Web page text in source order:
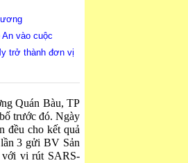
vào cuộc
trở thành đơn vị
Quán Bàu, TP
trước đó. Ngày
đều cho kết quả
3 gửi BV Sản
với vi rút SARS-